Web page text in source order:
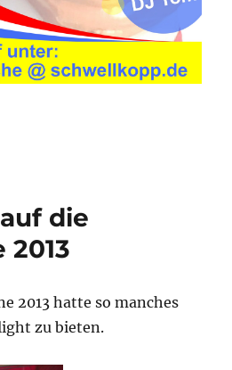
die
2013
2013 hatte so manches
zu bieten.